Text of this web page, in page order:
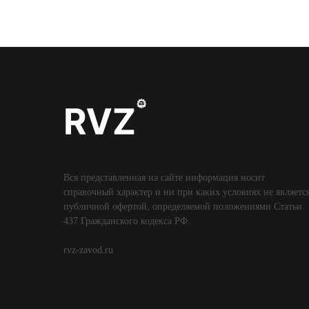
Вся представленная на сайте информация носит
справочный характер и ни при каких условиях не
публичной офертой, определяемой положениями Статьи
437 Гражданского кодекса РФ.
rvz-zavod.ru